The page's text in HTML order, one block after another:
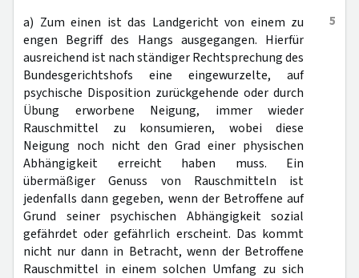
5
a) Zum einen ist das Landgericht von einem zu
engen Begriff des Hangs ausgegangen. Hierfür
ausreichend ist nach ständiger Rechtsprechung des
Bundesgerichtshofs eine eingewurzelte, auf
psychische Disposition zurückgehende oder durch
Übung erworbene Neigung, immer wieder
Rauschmittel zu konsumieren, wobei diese
Neigung noch nicht den Grad einer physischen
Abhängigkeit erreicht haben muss. Ein
übermäßiger Genuss von Rauschmitteln ist
jedenfalls dann gegeben, wenn der Betroffene auf
Grund seiner psychischen Abhängigkeit sozial
gefährdet oder gefährlich erscheint. Das kommt
nicht nur dann in Betracht, wenn der Betroffene
Rauschmittel in einem solchen Umfang zu sich